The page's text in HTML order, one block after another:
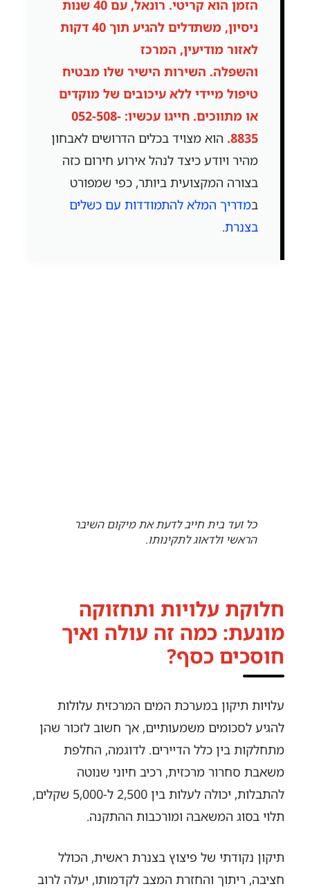
הזמן הוא קריטי.
רונאל, עם 40 שנות
ניסיון, משתדלים להגיע תוך 40 דקות
לאזור מודיעין, המרכז
והשפלה. השירות הישיר שלו מבטיח
טיפול מיידי ללא עיכובים של מוקדים
או מתווכים. חייגו עכשיו: 052-508-
8835. הוא מצויד בכלים הדרושים לאבחון
מהיר ויודע כיצד לנהל אירוע חירום כזה
בצורה המקצועית ביותר, כפי שמפורט
במדריך המלא להתמודדות עם כשלים
בצנרת.
כל ועד בית חייב לדעת את מיקום השיבר
הראשי ולדאוג לתקינותו.
חלוקת עלויות ותחזוקה
מונעת: כמה זה עולה ואיך
חוסכים כסף?
עלויות תיקון במערכת המים המרכזית עלולות
להגיע לסכומים משמעותיים, אך חשוב לזכור שהן
מתחלקות בין כלל הדיירים. לדוגמה, החלפת
משאבת סחרור מרכזית, רכיב חיוני שנוטה
להתבלות, יכולה לעלות בין 2,500 ל-5,000 שקלים,
תלוי בסוג המשאבה ומורכבות ההתקנה.
תיקון נקודתי של פיצוץ בצנרת ראשית, הכולל
חציבה, ריתוך והחזרת המצב לקדמותו, יעלה לרוב